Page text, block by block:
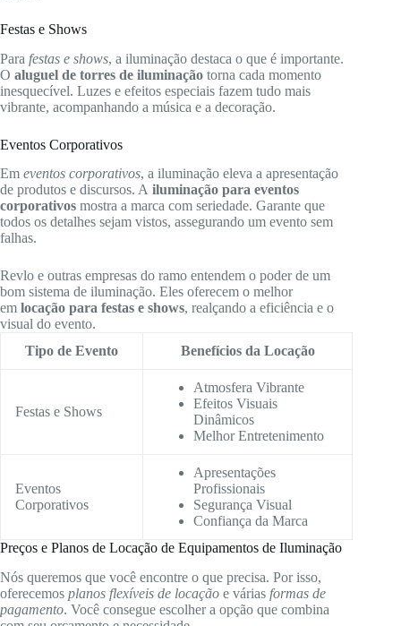
Festas e Shows
Para festas e shows, a iluminação destaca o que é importante.
O aluguel de torres de iluminação torna cada momento
inesquecível. Luzes e efeitos especiais fazem tudo mais
vibrante, acompanhando a música e a decoração.
Eventos Corporativos
Em eventos corporativos, a iluminação eleva a apresentação
de produtos e discursos. A iluminação para eventos
corporativos mostra a marca com seriedade. Garante que
todos os detalhes sejam vistos, assegurando um evento sem
falhas.
Revlo e outras empresas do ramo entendem o poder de um
bom sistema de iluminação. Eles oferecem o melhor
em locação para festas e shows, realçando a eficiência e o
visual do evento.
Tipo de Evento
Benefícios da Locação
Festas e Shows
Atmosfera Vibrante
Efeitos Visuais
Dinâmicos
Melhor Entretenimento
Eventos
Corporativos
Apresentações
Profissionais
Segurança Visual
Confiança da Marca
Preços e Planos de Locação de Equipamentos de Iluminação
Nós queremos que você encontre o que precisa. Por isso,
oferecemos planos flexíveis de locação e várias formas de
pagamento. Você consegue escolher a opção que combina